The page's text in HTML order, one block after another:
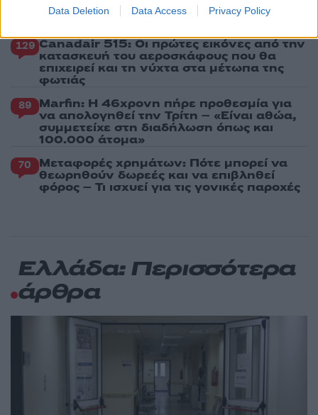
Data Deletion Data Access Privacy Policy
Καρυστιανού - Η επόμενη μέρα για την
«Ελπίδα για τη Δημοκρατία»
129 Canadair 515: Οι πρώτες εικόνες από την
κατασκευή του αεροσκάφους που θα
επιχειρεί και τη νύχτα στα μέτωπα της
φωτιάς
89 Marfin: Η 46χρονη πήρε προθεσμία για
να απολογηθεί την Τρίτη – «Είναι αθώα,
συμμετείχε στη διαδήλωση όπως και
100.000 άτομα»
70 Μεταφορές χρημάτων: Πότε μπορεί να
θεωρηθούν δωρεές και να επιβληθεί
φόρος – Τι ισχυεί για τις γονικές παροχές
Ελλάδα: Περισσότερα
άρθρα